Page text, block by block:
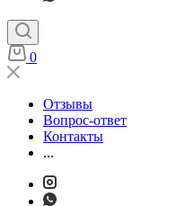
0
Отзывы
Вопрос-ответ
Контакты
...